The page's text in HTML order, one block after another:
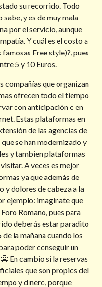
su recorrido. Todo
y es de muy mala
por el servicio, aunque
Y cuál es el costo a
Free style)?, pues
5 y 10 Euros.
compañías que organizan
ofrecen todo el tiempo
con anticipación o en
Estas plataformas en
de las agencias de
se han modernizado y
y tambien plataformas
A veces es mejor
ya que además de
y dolores de cabeza a la
ejemplo: imagínate que
Romano, pues para
deberás estar paradito
la mañana cuando los
poder conseguir un
En cambio si la reservas
que son propios del
y dinero, porque